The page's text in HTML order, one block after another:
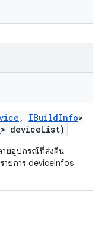
, IBuildInfo>
> deviceList)
ายอุปกรณ์ที่ส่งคืน
ายการ deviceInfos